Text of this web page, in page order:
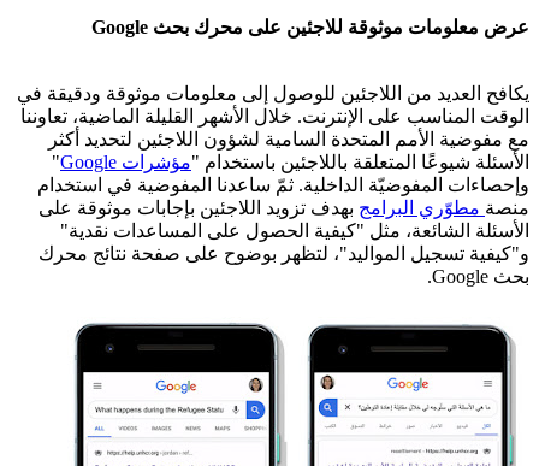
عرض معلومات موثوقة للاجئين على محرك بحث Google
يكافح العديد من اللاجئين للوصول إلى معلومات موثوقة ودقيقة في
الوقت المناسب على الإنترنت. خلال الأشهر القليلة الماضية، تعاوننا
مع مفوضية الأمم المتحدة السامية لشؤون اللاجئين لتحديد أكثر
الأسئلة شيوعًا المتعلقة باللاجئين باستخدام "مؤشرات Google
"
وإحصاءات المفوضيّة الداخلية. ثمّ ساعدنا المفوضية في استخدام
منصة مطوّري البرامج بهدف تزويد اللاجئين بإجابات موثوقة على
الأسئلة الشائعة، مثل "كيفية الحصول على المساعدات نقدية"
و"كيفية تسجيل المواليد"، لتظهر بوضوح على صفحة نتائج محرك
بحث Google.